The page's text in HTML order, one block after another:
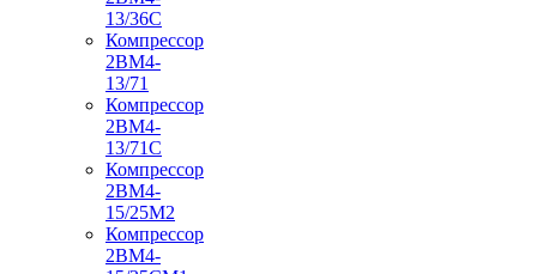
13/36С
Компрессор
2ВМ4-
13/71
Компрессор
2ВМ4-
13/71С
Компрессор
2ВМ4-
15/25М2
Компрессор
2ВМ4-